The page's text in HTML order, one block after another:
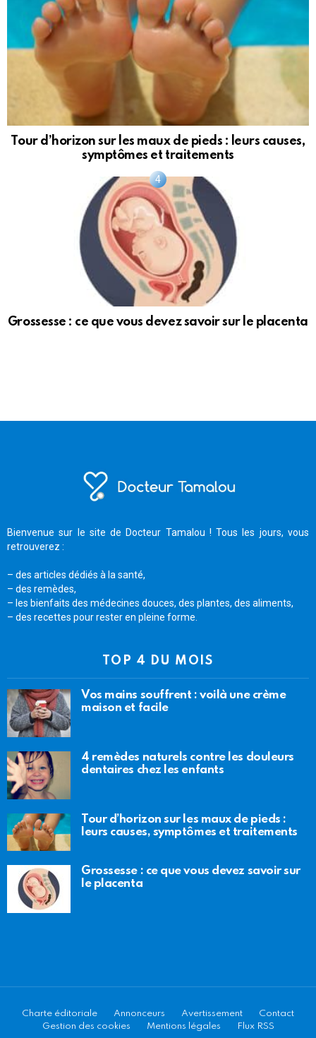
Tour d’horizon sur les maux de pieds : leurs causes,
symptômes et traitements
Grossesse : ce que vous devez savoir sur le placenta
Bienvenue sur le site de Docteur Tamalou ! Tous les jours, vous
retrouverez :
– des articles dédiés à la santé,
– des remèdes,
– les bienfaits des médecines douces, des plantes, des aliments,
– des recettes pour rester en pleine forme.
TOP 4 DU MOIS
Vos mains souffrent : voilà une crème
maison et facile
4 remèdes naturels contre les douleurs
dentaires chez les enfants
Tour d’horizon sur les maux de pieds :
leurs causes, symptômes et traitements
Grossesse : ce que vous devez savoir sur
le placenta
Charte éditoriale Annonceurs Avertissement
Contact
Gestion des cookies
Mentions légales Flux RSS